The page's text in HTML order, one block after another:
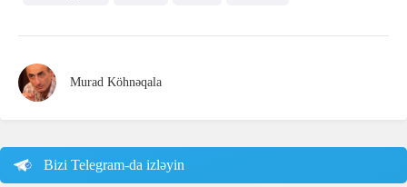
Murad Köhnəqala
Bizi Telegram-da izləyin